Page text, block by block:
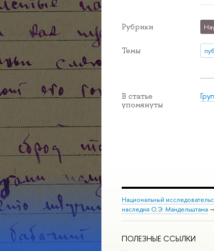
Рубрики
Темы
В статье
упомянуты
Национальный
наследия О.Э. Мандельштама
ПОЛЕЗНЫЕ ССЫЛКИ